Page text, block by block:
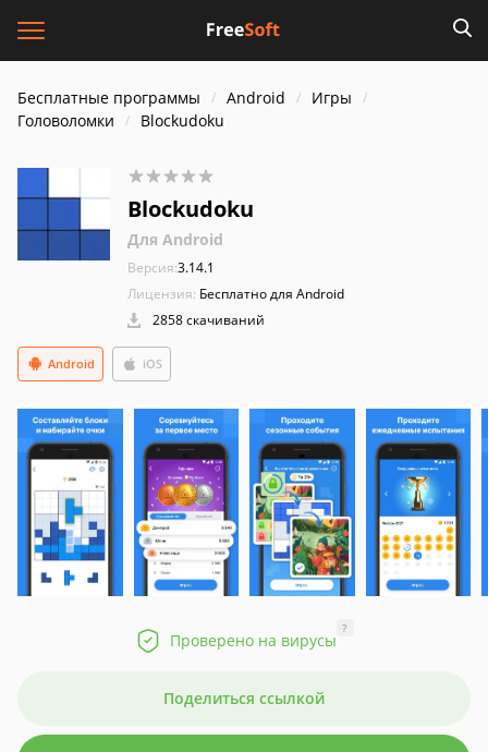
Бесплатные программы Android
Игры
Головоломки
Blockudoku
Blockudoku
Для Android
Версия:3.14.1
Лицензия: Бесплатно для Android
2858 скачиваний
Android iOS
Проверено на вирусы
?
Поделиться ссылкой